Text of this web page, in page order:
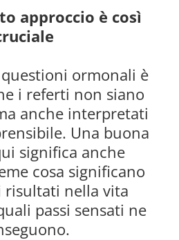
approccio è così
ormonali è
i referti non siano
anche interpretati
Una buona
significa anche
cosa significano
risultati nella vita
passi sensati ne